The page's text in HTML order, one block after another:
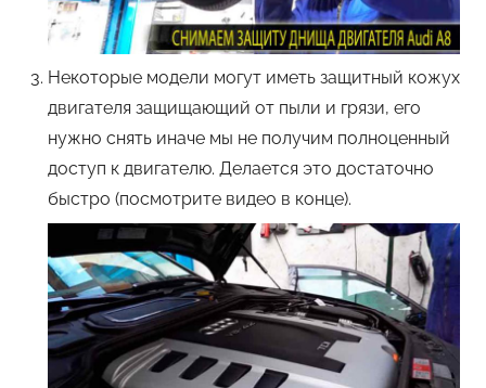
Некоторые модели могут иметь защитный кожух
двигателя защищающий от пыли и грязи, его
нужно снять иначе мы не получим полноценный
доступ к двигателю. Делается это достаточно
быстро (посмотрите видео в конце).